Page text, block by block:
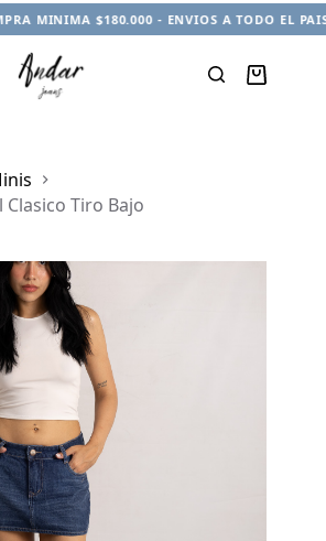
$180.000 - ENVIOS A TODO EL PAIS -
Carro
Tiro Bajo